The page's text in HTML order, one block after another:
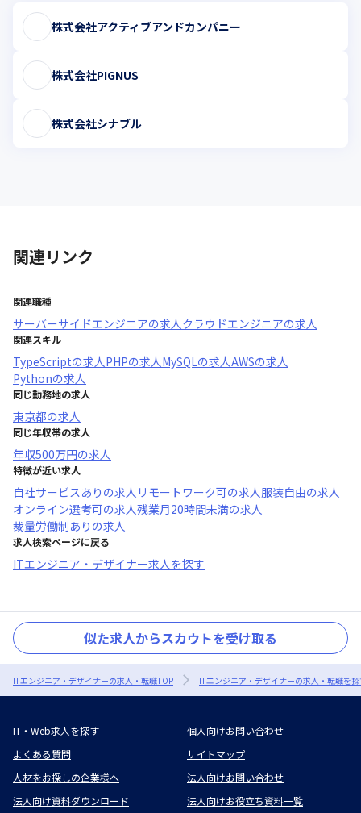
株式会社アクティブアンドカンパニー
株式会社PIGNUS
株式会社シナブル
関連リンク
関連職種
サーバーサイドエンジニアの求人クラウドエンジニアの求人
関連スキル
TypeScriptの求人PHPの求人MySQLの求人AWSの求人
Pythonの求人
同じ勤務地の求人
東京都の求人
同じ年収帯の求人
年収500万円の求人
特徴が近い求人
自社サービスあり の求人 リモートワーク可の求人服装自由の求人
オンライン選考可の求人残業月20時間未満の求人
裁量労働制あり の求人
求人検索ページに戻る
ITエンジニア・デザイナー求人を探す
似た求人からスカウトを受け取る
ITエンジニア・デザイナーの求人・転職TOP ITエンジニア・デザイナーの求人・転職を
IT・Web求人を探す
個人向けお問い合わせ
よくある質問
サイトマップ
人材をお探しの企業様へ
法人向けお問い合わせ
法人向け資料ダウンロード
法人向けお役立ち資料一覧